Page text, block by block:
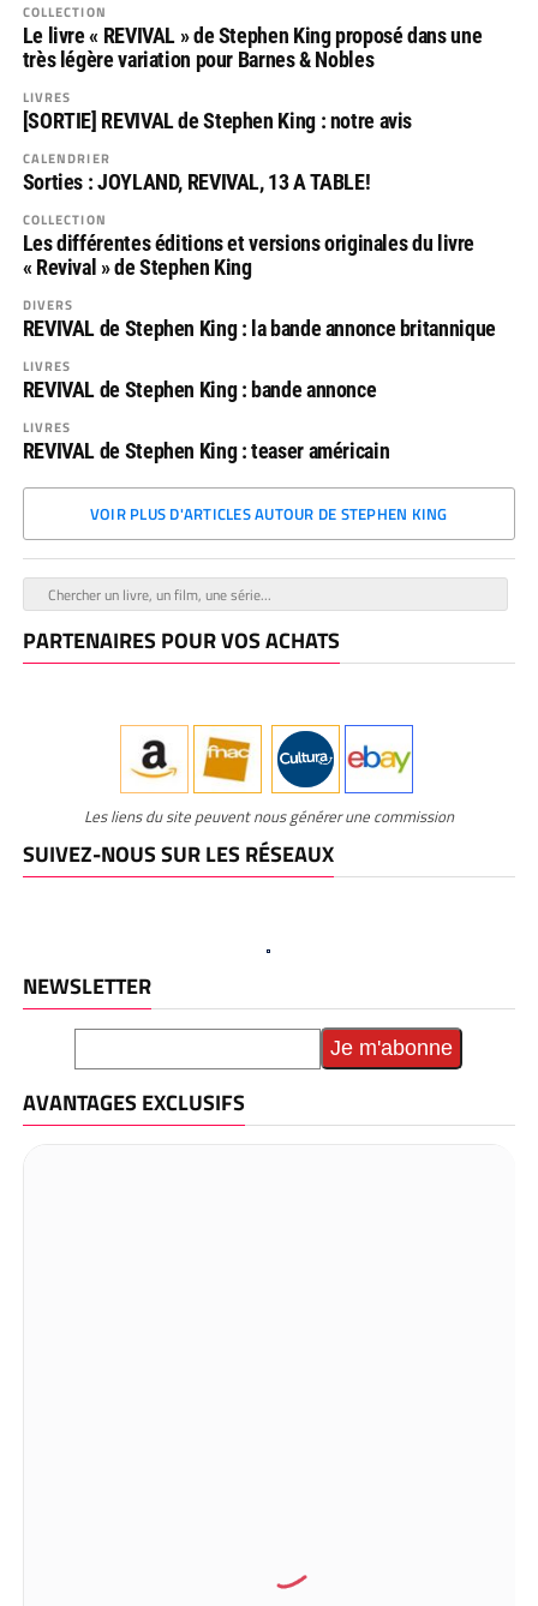
COLLECTION
Le livre « REVIVAL » de Stephen King proposé dans une
très légère variation pour Barnes & Nobles
LIVRES
[SORTIE] REVIVAL de Stephen King : notre avis
CALENDRIER
Sorties : JOYLAND, REVIVAL, 13 A TABLE!
COLLECTION
Les différentes éditions et versions originales du livre
« Revival » de Stephen King
DIVERS
REVIVAL de Stephen King : la bande annonce britannique
LIVRES
REVIVAL de Stephen King : bande annonce
LIVRES
REVIVAL de Stephen King : teaser américain
VOIR PLUS D'ARTICLES AUTOUR DE STEPHEN KING
PARTENAIRES POUR VOS ACHATS
Les liens du site peuvent nous générer une commission
SUIVEZ-NOUS SUR LES RÉSEAUX
NEWSLETTER
AVANTAGES EXCLUSIFS